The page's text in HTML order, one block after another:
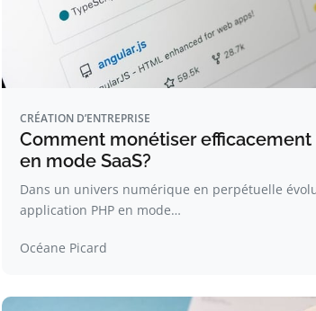
CRÉATION D’ENTREPRISE
Comment monétiser efficacement
en mode SaaS?
Dans un univers numérique en perpétuelle
application PHP en mode…
Océane Picard